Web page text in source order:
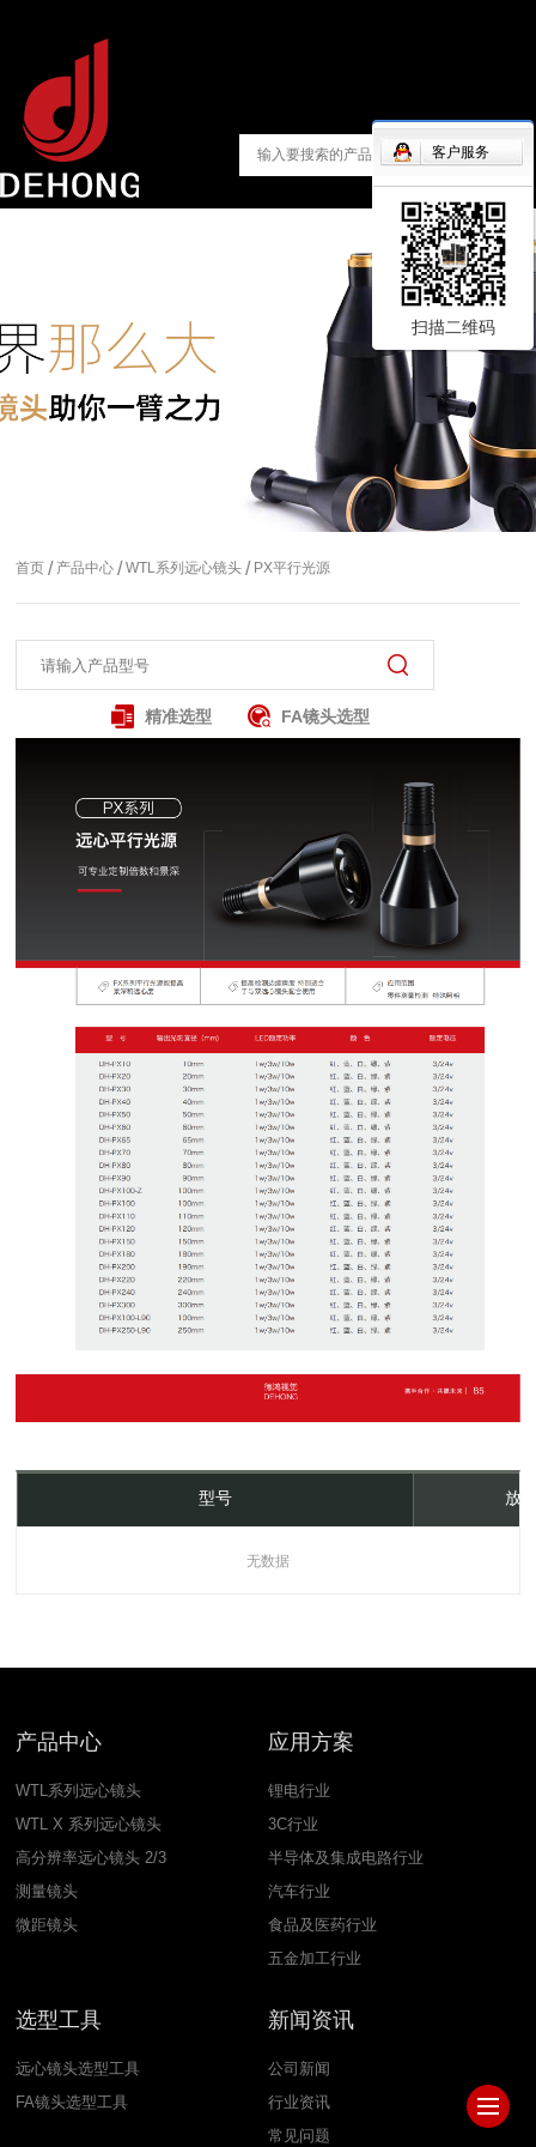
首页 / 产品中心 / WTL系列远心镜头 / PX平行光源
精准选型 FA镜头选型
型号 放
无数据
客户服务
扫描二维码
产品中心
WTL系列远心镜头
WTL X 系列远心镜头
高分辨率远心镜头 2/3
测量镜头
微距镜头
应用方案
锂电行业
3C行业
半导体及集成电路行业
汽车行业
食品及医药行业
五金加工行业
选型工具
远心镜头选型工具
FA镜头选型工具
新闻资讯
公司新闻
行业资讯
常见问题